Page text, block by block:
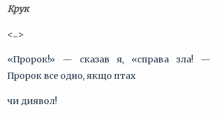
Крук
<...>
«Пророк!» — сказав я, «справа зла! —
Пророк все одно, якщо птах
чи диявол!